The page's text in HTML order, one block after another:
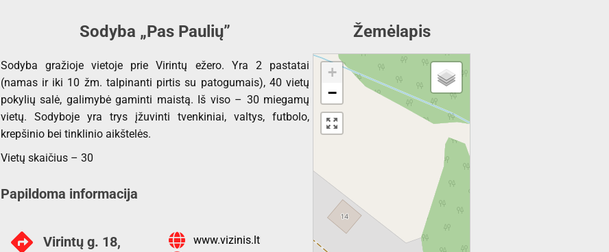
Sodyba „Pas Paulių”
Sodyba gražioje vietoje prie Virintų ežero. Yra 2 pastatai
(namas ir iki 10 žm. talpinanti pirtis su patogumais), 40 vietų
pokylių salė, galimybė gaminti maistą. Iš viso – 30 miegamų
vietų. Sodyboje yra trys įžuvinti tvenkiniai, valtys, futbolo,
krepšinio bei tinklinio aikštelės.
Vietų skaičius – 30
Papildoma informacija
Virintų g. 18,
www.vizinis.lt
Žemėlapis
+
−